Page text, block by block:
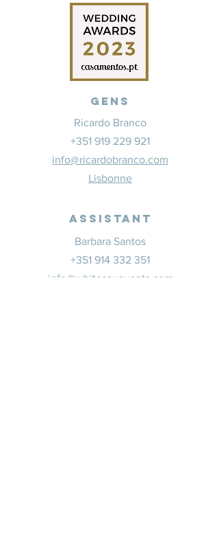
Gens
Ricardo Branco
+351 919 229 921
info@ricardobranco.com
Lisbonne
Assistant
Barbara Santos
+351 914 332 351
info@whitesaxevents.com